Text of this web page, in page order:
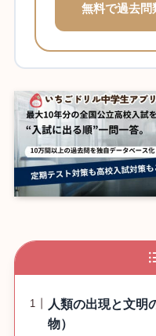
無料で過去問
人類の出現と文明
物）